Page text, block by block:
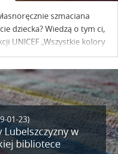
szmaciana
dziecka? Wiedzą o tym ci,
UNICEF „Wszystkie kolory
z pożytecznym –
01-23)
w
bibliotece